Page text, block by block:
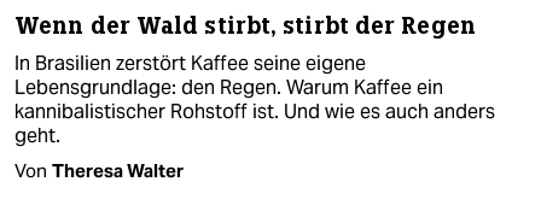
Wenn der Wald stirbt, stirbt der Regen
In Brasilien zerstört Kaffee seine eigene
Lebensgrundlage: den Regen. Warum Kaffee ein
kannibalistischer Rohstoff ist. Und wie es auch anders
geht.
Von Theresa Walter